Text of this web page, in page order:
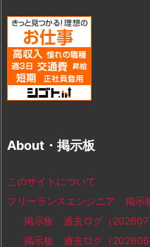
About・掲示板
このサイトについて
フリーランスエンジニア 掲示
掲示板 過去ログ（
掲示板 過去ログ（